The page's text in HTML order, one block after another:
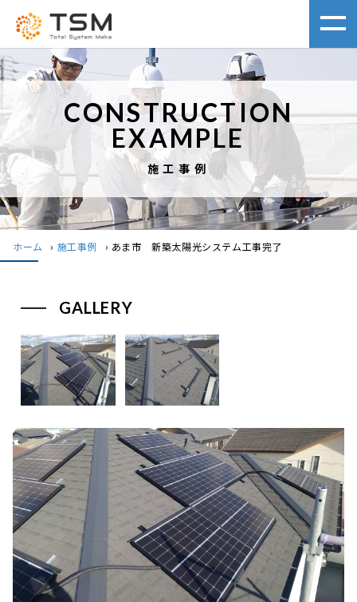
CONSTRUCTION
EXAMPLE
施工事例
ホーム › 施工事例 › あま市 新築太陽光システム工事完了
GALLERY